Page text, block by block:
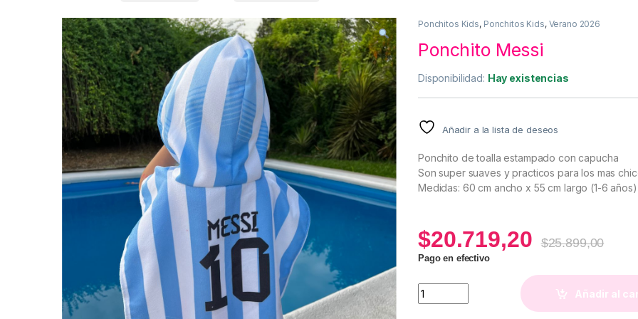
Ponchitos Kids, Ponchitos Kids, Verano 2026
Ponchito Messi
Disponibilidad: Hay existencias
Añadir a la lista de deseos
Ponchito de toalla estampado con capucha
Son super suaves y practicos para los mas
Medidas: 60 cm ancho x 55 cm largo (1-6 años)
$20.719,20 $25.899,00
Pago en efectivo
Ponchito Messi quantity Añadir al